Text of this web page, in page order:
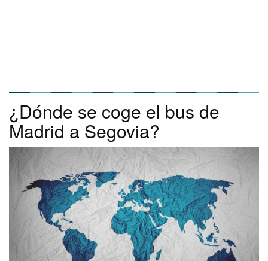
¿Dónde se coge el bus de
Madrid a Segovia?